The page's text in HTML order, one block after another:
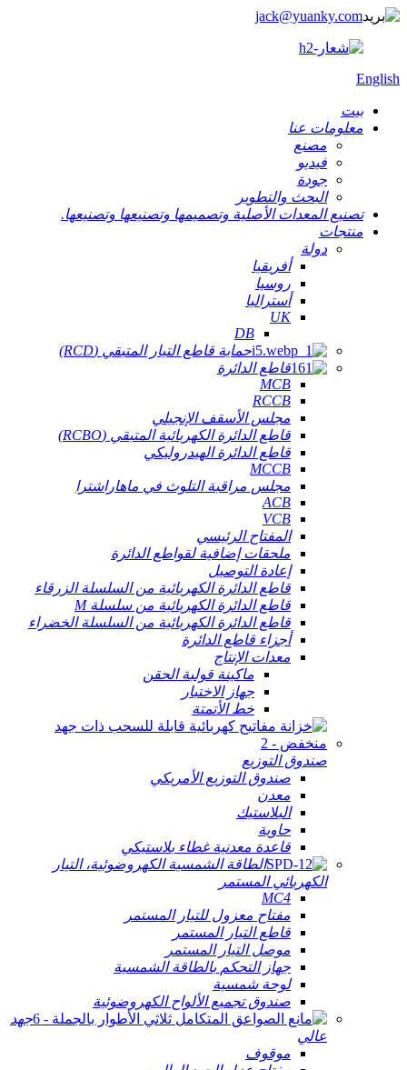
jack@yuanky.com
English
بيت
معلومات عنا
مصنع
فيديو
جودة
البحث والتطوير
تصنيع المعدات الأصلية وتصميمها وتصنيعها وتصنيعها.
منتجات
دولة
أفريقيا
روسيا
أستراليا
UK
DB
حماية قاطع التيار المتبقي (RCD)
قاطع الدائرة
MCB
RCCB
مجلس الأسقف الإنجيلي
قاطع الدائرة الكهربائية المتبقي (RCBO)
قاطع الدائرة الهيدروليكي
MCCB
مجلس مراقبة التلوث في ماهاراشترا
ACB
VCB
المفتاح الرئيسي
ملحقات إضافية لقواطع الدائرة
إعادة التوصيل
قاطع الدائرة الكهربائية من السلسلة الزرقاء
قاطع الدائرة الكهربائية من سلسلة M
قاطع الدائرة الكهربائية من السلسلة الخضراء
أجزاء قاطع الدائرة
معدات الإنتاج
ماكينة قولبة الحقن
جهاز الاختبار
خط الأتمتة
صندوق التوزيع
صندوق التوزيع الأمريكي
معدن
البلاستيك
حاوية
قاعدة معدنية غطاء بلاستيكي
الطاقة الشمسية الكهروضوئية، التيار
الكهربائي المستمر
MC4
مفتاح معزول للتيار المستمر
قاطع التيار المستمر
موصل التيار المستمر
جهاز التحكم بالطاقة الشمسية
لوحة شمسية
صندوق تجميع الألواح الكهروضوئية
جهد
عالي
موقوف